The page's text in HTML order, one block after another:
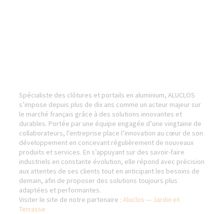
Spécialiste des clôtures et portails en aluminium, ALUCLOS
s’impose depuis plus de dix ans comme un acteur majeur sur
le marché français grâce à des solutions innovantes et
durables. Portée par une équipe engagée d’une vingtaine de
collaborateurs, l’entreprise place l’innovation au cœur de son
développement en concevant régulièrement de nouveaux
produits et services. En s’appuyant sur des savoir-faire
industriels en constante évolution, elle répond avec précision
aux attentes de ses clients tout en anticipant les besoins de
demain, afin de proposer des solutions toujours plus
adaptées et performantes.
Visiter le site de notre partenaire :Aluclos — Jardin et
Terrasse